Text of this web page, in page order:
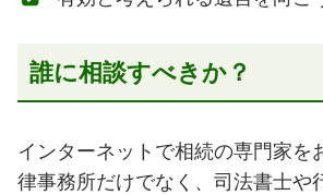
誰に相談すべきか？
インターネットで相続の専門家を
律事務所だけでなく、司法書士や